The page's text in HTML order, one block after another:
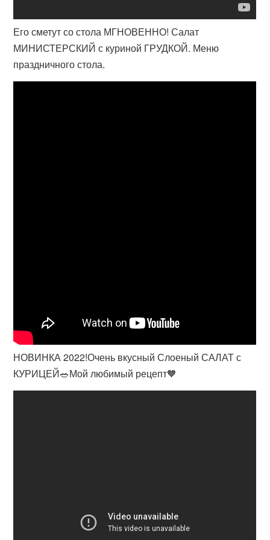
Его сметут со стола МГНОВЕННО! Салат
МИНИСТЕРСКИЙ с куриной ГРУДКОЙ. Меню
праздничного стола.
НОВИНКА 2022!Очень вкусный Слоеный САЛАТ с
КУРИЦЕЙ🥗Мой любимый рецепт🧡